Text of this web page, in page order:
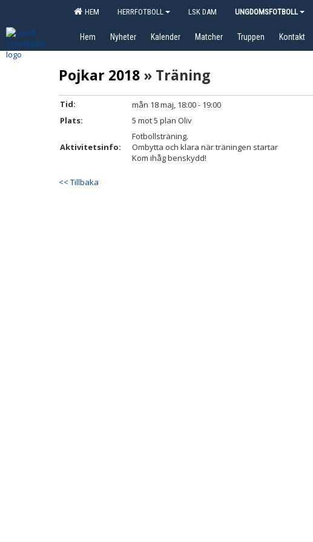
HEM HERRFOTBOLL LSK DAM UNGDOMSFOTBOLL
Hem Nyheter Kalender Matcher Truppen Kontakt
Pojkar 2018 » Träning
Tid:
mån 18 maj, 18:00 - 19:00
Plats:
5 mot 5 plan Oliv
Aktivitetsinfo:
Fotbollsträning.
Ombytta och klara när träningen startar
Kom ihåg benskydd!
<< Tillbaka